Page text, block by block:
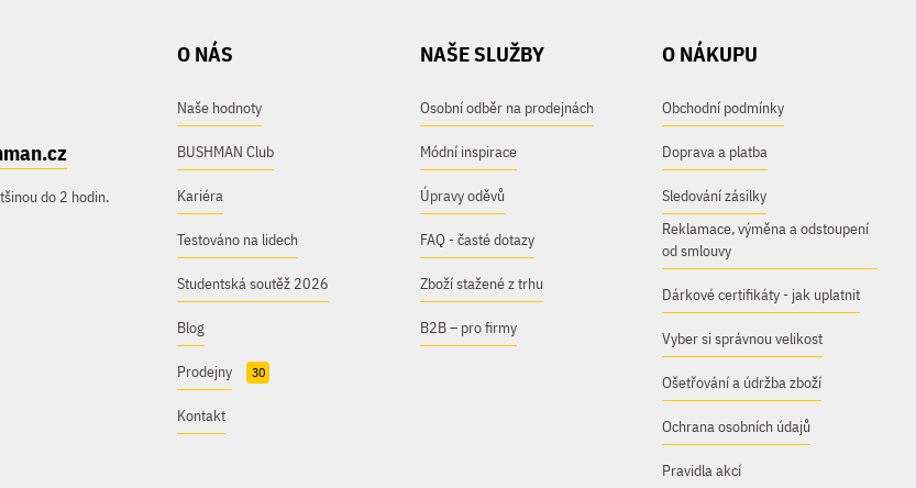
do 2 hodin.
O NÁS
Naše hodnoty
BUSHMAN Club
Kariéra
Testováno na lidech
Studentská soutěž 2026
Blog
Prodejny 30
Kontakt
NAŠE SLUŽBY
Osobní odběr na prodejnách
Módní inspirace
Úpravy oděvů
FAQ - časté dotazy
Zboží stažené z trhu
B2B – pro firmy
O NÁKUPU
Obchodní podmínky
Doprava a platba
Sledování zásilky
Reklamace, výměna a odstoupení
od smlouvy
Dárkové certifikáty - jak uplatnit
Vyber si správnou velikost
Ošetřování a údržba zboží
Ochrana osobních údajů
Pravidla akcí